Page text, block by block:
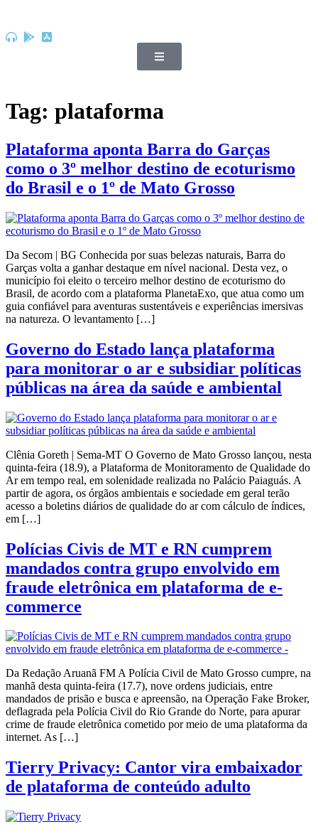
Tag: plataforma
Plataforma aponta Barra do Garças
como o 3º melhor destino de ecoturismo
do Brasil e o 1º de Mato Grosso
Da Secom | BG Conhecida por suas belezas naturais, Barra do
Garças volta a ganhar destaque em nível nacional. Desta vez, o
município foi eleito o terceiro melhor destino de ecoturismo do
Brasil, de acordo com a plataforma PlanetaExo, que atua como um
guia confiável para aventuras sustentáveis e experiências imersivas
na natureza. O levantamento […]
Governo do Estado lança plataforma
para monitorar o ar e subsidiar políticas
públicas na área da saúde e ambiental
Clênia Goreth | Sema-MT O Governo de Mato Grosso lançou, nesta
quinta-feira (18.9), a Plataforma de Monitoramento de Qualidade do
Ar em tempo real, em solenidade realizada no Palácio Paiaguás. A
partir de agora, os órgãos ambientais e sociedade em geral terão
acesso a boletins diários de qualidade do ar com cálculo de índices,
em […]
Polícias Civis de MT e RN cumprem
mandados contra grupo envolvido em
fraude eletrônica em plataforma de e-
commerce
Da Redação Aruanã FM A Polícia Civil de Mato Grosso cumpre, na
manhã desta quinta-feira (17.7), nove ordens judiciais, entre
mandados de prisão e busca e apreensão, na Operação Fake Broker,
deflagrada pela Polícia Civil do Rio Grande do Norte, para apurar
crime de fraude eletrônica cometido por meio de uma plataforma da
internet. As […]
Tierry Privacy: Cantor vira embaixador
de plataforma de conteúdo adulto